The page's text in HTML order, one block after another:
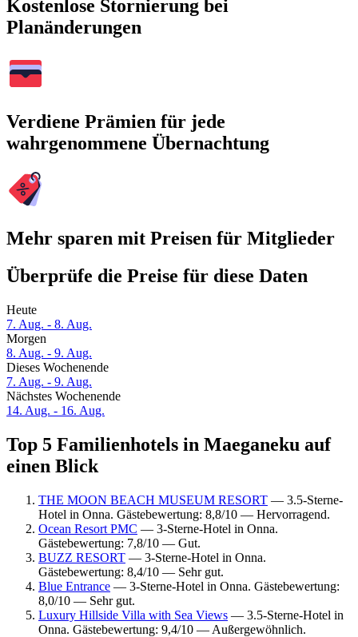
Kostenlose Stornierung bei
Planänderungen
Verdiene Prämien für jede
wahrgenommene Übernachtung
Mehr sparen mit Preisen für Mitglieder
Überprüfe die Preise für diese Daten
Heute
7. Aug. - 8. Aug.
Morgen
8. Aug. - 9. Aug.
Dieses Wochenende
7. Aug. - 9. Aug.
Nächstes Wochenende
14. Aug. - 16. Aug.
Top 5 Familienhotels in Maeganeku auf
einen Blick
THE MOON BEACH MUSEUM RESORT — 3.5-Sterne-
Hotel in Onna. Gästebewertung: 8,8/10 — Hervorragend.
Ocean Resort PMC — 3-Sterne-Hotel in Onna.
Gästebewertung: 7,8/10 — Gut.
BUZZ RESORT — 3-Sterne-Hotel in Onna.
Gästebewertung: 8,4/10 — Sehr gut.
Blue Entrance — 3-Sterne-Hotel in Onna. Gästebewertung:
8,0/10 — Sehr gut.
Luxury Hillside Villa with Sea Views — 3.5-Sterne-Hotel in
Onna. Gästebewertung: 9,4/10 — Außergewöhnlich.